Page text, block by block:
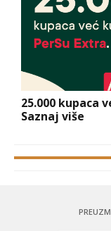
25.000 kupaca
Saznaj više